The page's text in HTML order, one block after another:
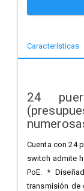
Características
24
Cuenta con 24
switch admite
PoE. *
transmisión de